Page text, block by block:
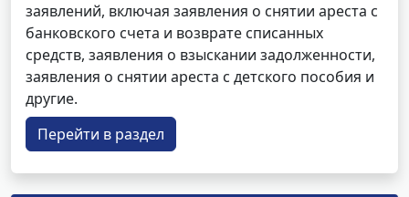
заявлений, включая заявления о снятии ареста с
банковского счета и возврате списанных
средств, заявления о взыскании задолженности,
заявления о снятии ареста с детского пособия и
другие.
Перейти в раздел